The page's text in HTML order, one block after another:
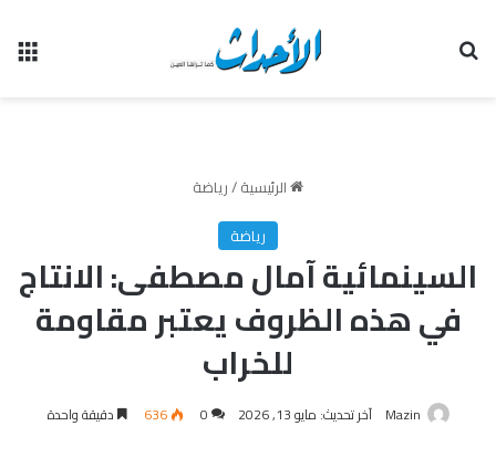
الرئيسية/رياضة
رياضة
السينمائية آمال مصطفى: الانتاج
في هذه الظروف يعتبر مقاومة
للخراب
Mazin آخر تحديث: مايو 13, 2026 0
636 دقيقة واحدة